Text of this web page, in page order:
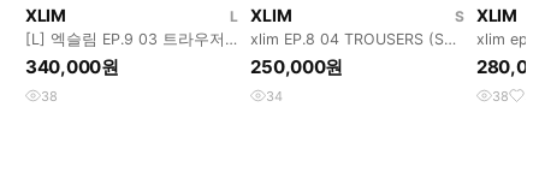
XLIM
L
[L] 엑슬림 EP.9 03 트라우저
차콜 그레이
340,000원
38
XLIM
S
xlim EP.8 04 TROUSERS (S사
이즈 공홈품절)
250,000원
34
XLIM
xlim
38 3